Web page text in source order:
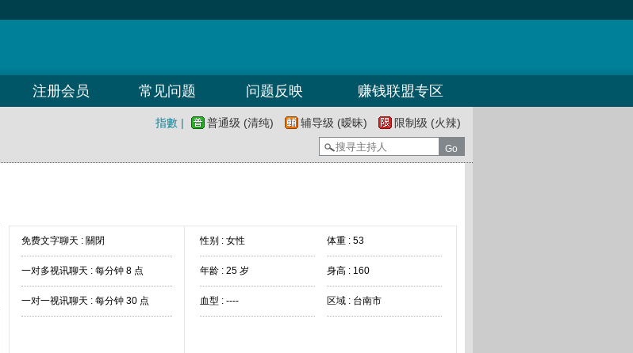
注册会员 常见问题 问题反映 赚钱联盟专区
指數 | 普通级 (清纯) 辅导级 (暧昧)
限制级 (火辣)
免费文字聊天 : 關閉
一对多视讯聊天 : 每分钟 8 点
一对一视讯聊天 : 每分钟 30 点
性别 : 女性 体重 : 53
年龄 : 25 岁 身高 : 160
血型 : ---- 区域 : 台南市